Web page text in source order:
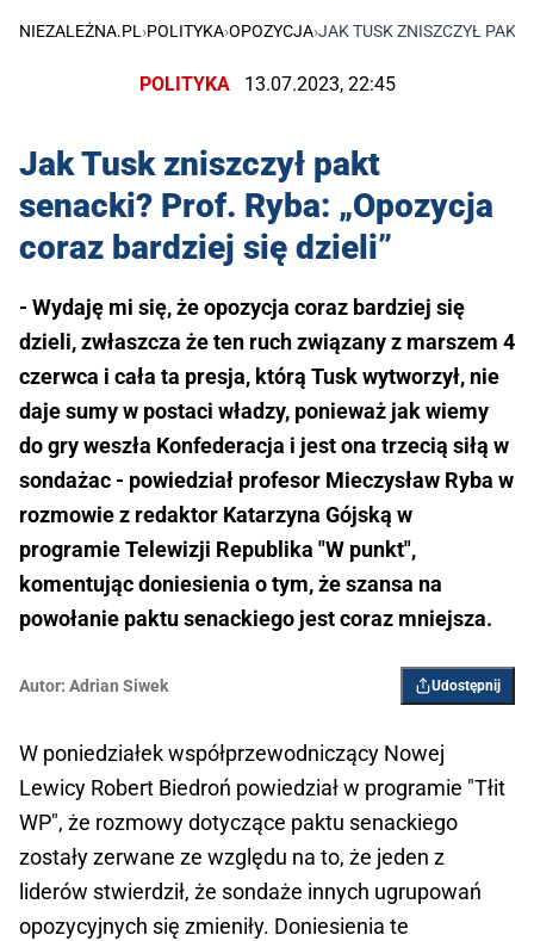
NIEZALEŻNA.PL ›POLITYKA›OPOZYCJA›JAK TUSK ZNISZCZYŁ PAKT
POLITYKA 13.07.2023, 22:45
Jak Tusk zniszczył pakt
senacki? Prof. Ryba: „Opozycja
coraz bardziej się dzieli”
- Wydaję mi się, że opozycja coraz bardziej się
dzieli, zwłaszcza że ten ruch związany z marszem 4
czerwca i cała ta presja, którą Tusk wytworzył, nie
daje sumy w postaci władzy, ponieważ jak wiemy
do gry weszła Konfederacja i jest ona trzecią siłą w
sondażac - powiedział profesor Mieczysław Ryba w
rozmowie z redaktor Katarzyna Gójską w
programie Telewizji Republika "W punkt",
komentując doniesienia o tym, że szansa na
powołanie paktu senackiego jest coraz mniejsza.
Autor: Adrian Siwek Udostępnij
W poniedziałek współprzewodniczący Nowej
Lewicy Robert Biedroń powiedział w programie "Tłit
WP", że rozmowy dotyczące paktu senackiego
zostały zerwane ze względu na to, że jeden z
liderów stwierdził, że sondaże innych ugrupowań
opozycyjnych się zmieniły. Doniesienia te